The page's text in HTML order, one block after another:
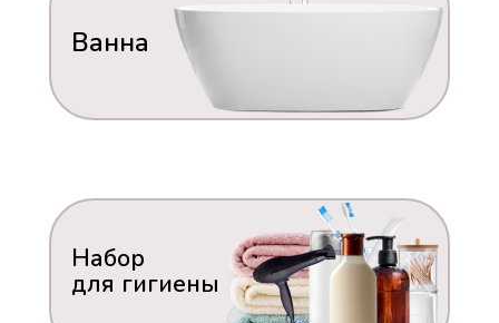
Ванна
Набор
для гигиены